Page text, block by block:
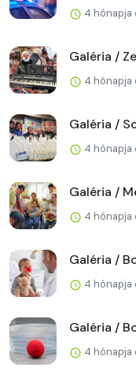
4
Galéria /
4
Galéria /
4
Galéria /
4
Galéria /
4
Galéria /
4